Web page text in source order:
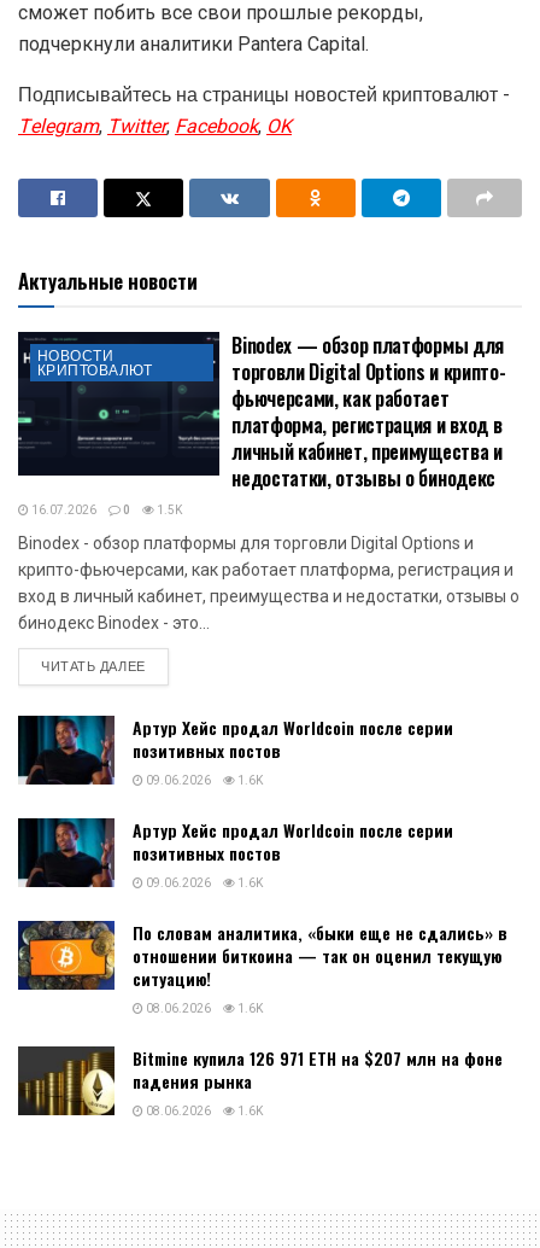
сможет побить все свои прошлые рекорды,
подчеркнули аналитики Pantera Capital.
Подписывайтесь на страницы новостей криптовалют -
Telegram,Twitter,Facebook,OK
Актуальные новости
НОВОСТИ
КРИПТОВАЛЮТ
Binodex — обзор платформы для
торговли Digital Options и крипто-
фьючерсами, как работает
платформа, регистрация и вход в
личный кабинет, преимущества и
недостатки, отзывы о бинодекс
16.07.2026 0 1.5K
Binodex - обзор платформы для торговли Digital Options и
крипто-фьючерсами, как работает платформа, регистрация и
вход в личный кабинет, преимущества и недостатки, отзывы о
бинодекс Binodex - это...
ЧИТАТЬ ДАЛЕЕDETAILS
Артур Хейс продал Worldcoin после серии
позитивных постов
09.06.2026 1.6K
Артур Хейс продал Worldcoin после серии
позитивных постов
09.06.2026 1.6K
По словам аналитика, «быки еще не сдались» в
отношении биткоина — так он оценил текущую
ситуацию!
08.06.2026 1.6K
Bitmine купила 126 971 ETH на $207 млн на фоне
падения рынка
08.06.2026 1.6K